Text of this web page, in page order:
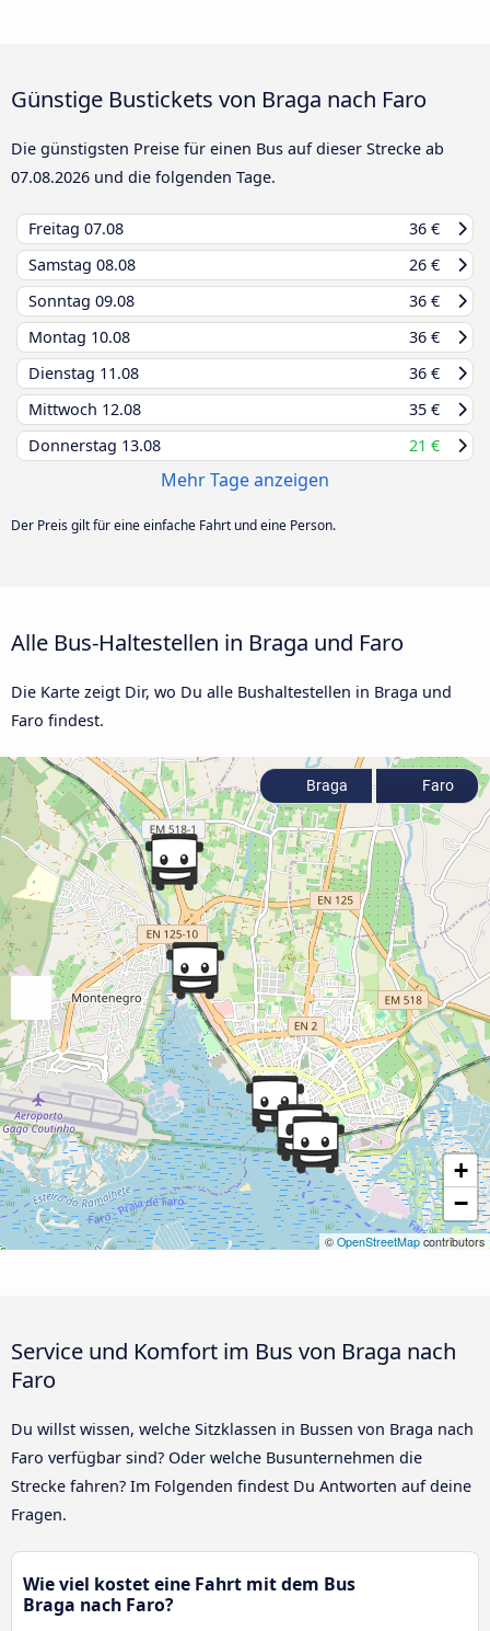
Günstige Bustickets von Braga nach Faro
Die günstigsten Preise für einen Bus auf dieser Strecke ab
07.08.2026 und die folgenden Tage.
Freitag 07.08
36 €
Samstag 08.08
26 €
Sonntag 09.08
36 €
Montag 10.08
36 €
Dienstag 11.08
36 €
Mittwoch 12.08
35 €
Donnerstag 13.08 21 €
Mehr Tage anzeigen
Der Preis gilt für eine einfache Fahrt und eine Person.
Alle Bus-Haltestellen in Braga und Faro
Die Karte zeigt Dir, wo Du alle Bushaltestellen in Braga und
Faro findest.
+
−
© OpenStreetMap contributors
Braga Faro
Service und Komfort im Bus von Braga nach
Faro
Du willst wissen, welche Sitzklassen in Bussen von Braga nach
Faro verfügbar sind? Oder welche Busunternehmen die
Strecke fahren? Im Folgenden findest Du Antworten auf deine
Fragen.
Wie viel kostet eine Fahrt mit dem Bus
Braga nach Faro?